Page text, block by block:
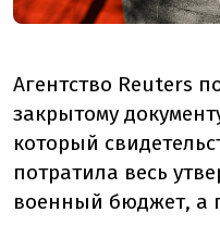
Агентство Reuters
закрытому
который
потратила весь
военный бюджет, а